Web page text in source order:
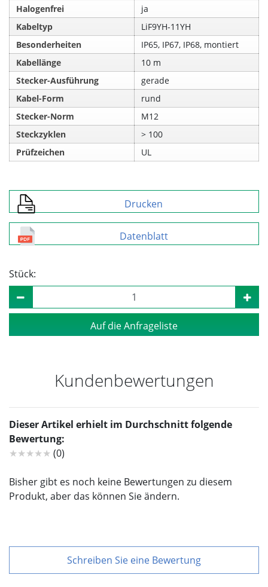
Halogenfrei
ja
Kabeltyp
LiF9YH-11YH
Besonderheiten
IP65, IP67, IP68, montiert
Kabellänge
10 m
Stecker-Ausführung
gerade
Kabel-Form
rund
Stecker-Norm
M12
Steckzyklen
> 100
Prüfzeichen
UL
Drucken
Datenblatt
Stück:
Auf die Anfrageliste
Kundenbewertungen
Dieser Artikel erhielt im Durchschnitt folgende
Bewertung:
★★★★★ (0)
Bisher gibt es noch keine Bewertungen zu diesem
Produkt, aber das können Sie ändern.
Schreiben Sie eine Bewertung